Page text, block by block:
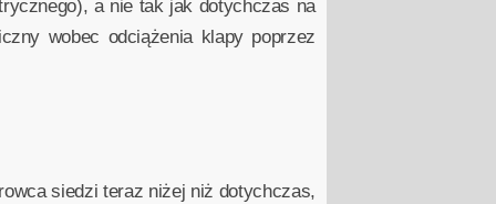
a nie tak jak dotychczas na
wobec odciążenia klapy poprzez
siedzi teraz niżej niż dotychczas,